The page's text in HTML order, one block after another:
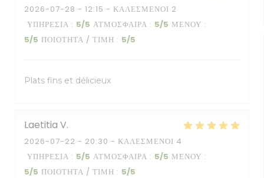
2026-07-28 - 12:15 - ΚΑΛΕΣΜΈΝΟΙ 2
ΥΠΗΡΕΣΊΑ : 5/5 ΑΤΜΌΣΦΑΙΡΑ : 5/5 ΜΕΝΟΎ :
5/5 ΠΟΙΌΤΗΤΑ / ΤΙΜΉ : 5/5
Plats fins et délicieux
Laetitia V
2026-07-22 - 20:30 - ΚΑΛΕΣΜΈΝΟΙ 4
ΥΠΗΡΕΣΊΑ : 5/5 ΑΤΜΌΣΦΑΙΡΑ : 5/5 ΜΕΝΟΎ :
5/5 ΠΟΙΌΤΗΤΑ / ΤΙΜΉ : 5/5